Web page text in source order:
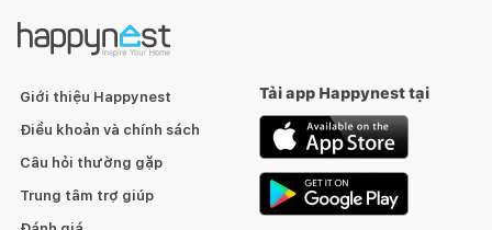
Giới thiệu Happynest
Điều khoản và chính sách
Câu hỏi thường gặp
Trung tâm trợ giúp
Tải app Happynest tại